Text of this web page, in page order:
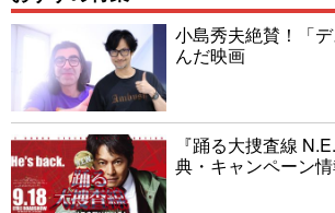
小島秀夫絶賛！「
んだ映画
『踊る大捜査線
典・キャンペーン